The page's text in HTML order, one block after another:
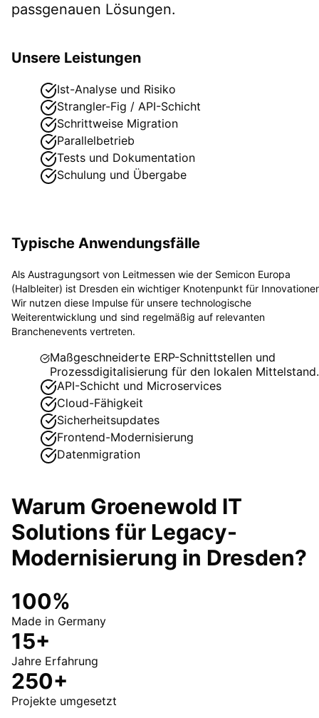
passgenauen Lösungen.
Unsere Leistungen
Ist-Analyse und Risiko
Strangler-Fig / API-Schicht
Schrittweise Migration
Parallelbetrieb
Tests und Dokumentation
Schulung und Übergabe
Typische Anwendungsfälle
Als Austragungsort von Leitmessen wie der Semicon Europa
(Halbleiter) ist Dresden ein wichtiger Knotenpunkt für
Wir nutzen diese Impulse für unsere technologische
Weiterentwicklung und sind regelmäßig auf relevanten
Branchenevents vertreten.
Maßgeschneiderte ERP-Schnittstellen und
Prozessdigitalisierung für den lokalen Mittelstand.
API-Schicht und Microservices
Cloud-Fähigkeit
Sicherheitsupdates
Frontend-Modernisierung
Datenmigration
Warum Groenewold IT
Solutions für Legacy-
Modernisierung in Dresden?
100%
Made in Germany
15+
Jahre Erfahrung
250+
Projekte umgesetzt